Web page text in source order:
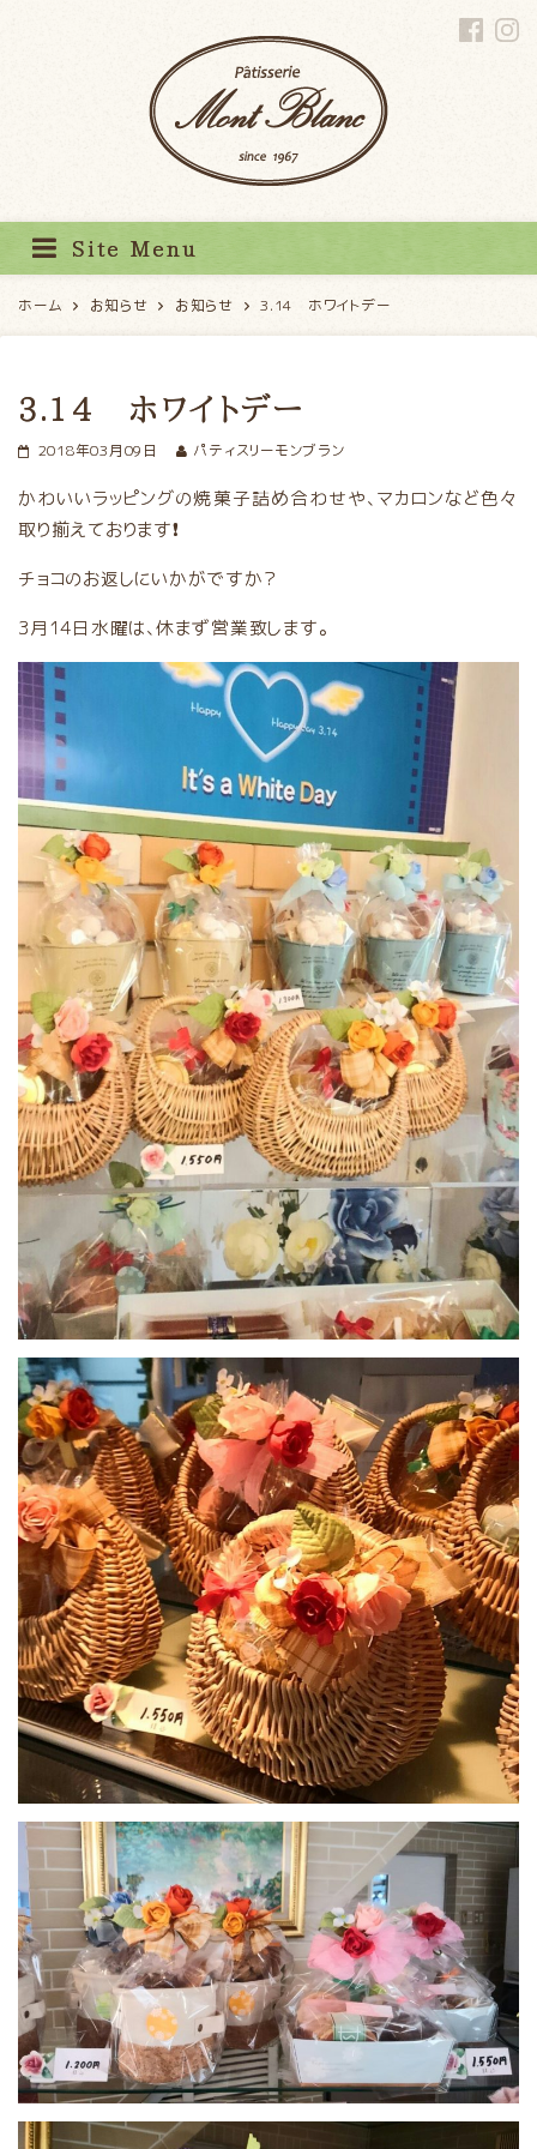
Site Menu
ホーム お知らせ お知らせ 3.14 ホワイトデー
3.14 ホワイトデー
2018年03月09日 パティスリーモンブラン
かわいいラッピングの焼菓子詰め合わせや、マカロンなど色々
取り揃えております❗
チョコのお返しにいかがですか？
3月14日水曜は、休まず営業致します。